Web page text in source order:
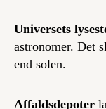
Universets
astronomer. Det
end solen.
Affaldsdepoter